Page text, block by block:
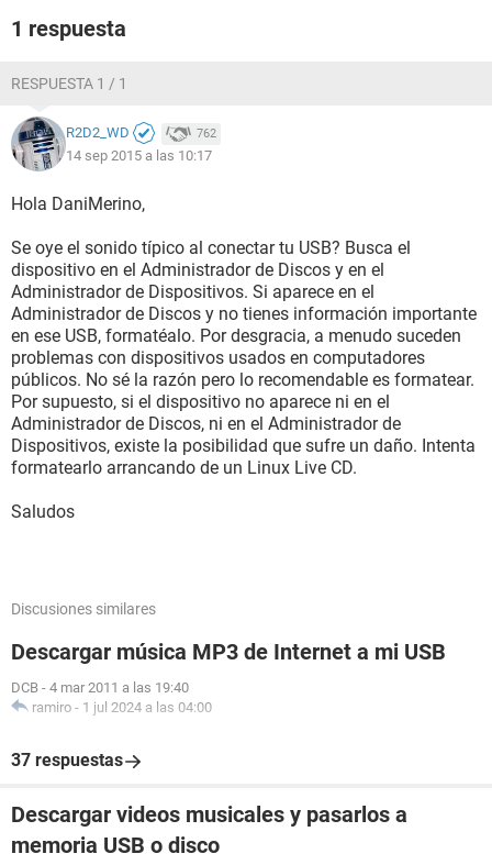
1 respuesta
RESPUESTA 1 / 1
R2D2_WD 762
14 sep 2015 a las 10:17
Hola DaniMerino,
Se oye el sonido típico al conectar tu USB? Busca el
dispositivo en el Administrador de Discos y en el
Administrador de Dispositivos. Si aparece en el
Administrador de Discos y no tienes información importante
en ese USB, formatéalo. Por desgracia, a menudo suceden
problemas con dispositivos usados en computadores
públicos. No sé la razón pero lo recomendable es formatear.
Por supuesto, si el dispositivo no aparece ni en el
Administrador de Discos, ni en el Administrador de
Dispositivos, existe la posibilidad que sufre un daño. Intenta
formatearlo arrancando de un Linux Live CD.
Saludos
Discusiones similares
Descargar música MP3 de Internet a mi USB
DCB - 4 mar 2011 a las 19:40
ramiro - 1 jul 2024 a las 04:00
37 respuestas
Descargar videos musicales y pasarlos a
memoria USB o disco